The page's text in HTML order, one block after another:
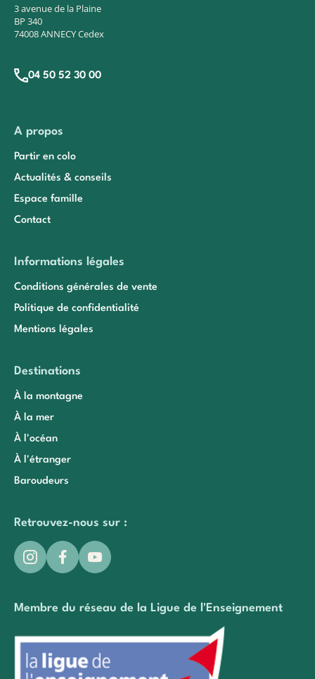
3 avenue de la Plaine
BP 340
74008 ANNECY Cedex
04 50 52 30 00
A propos
Partir en colo
Actualités & conseils
Espace famille
Contact
Informations légales
Conditions générales de vente
Politique de confidentialité
Mentions légales
Destinations
À la montagne
À la mer
À l'océan
À l'étranger
Baroudeurs
Retrouvez-nous sur :
Membre du réseau de la Ligue de l'Enseignement